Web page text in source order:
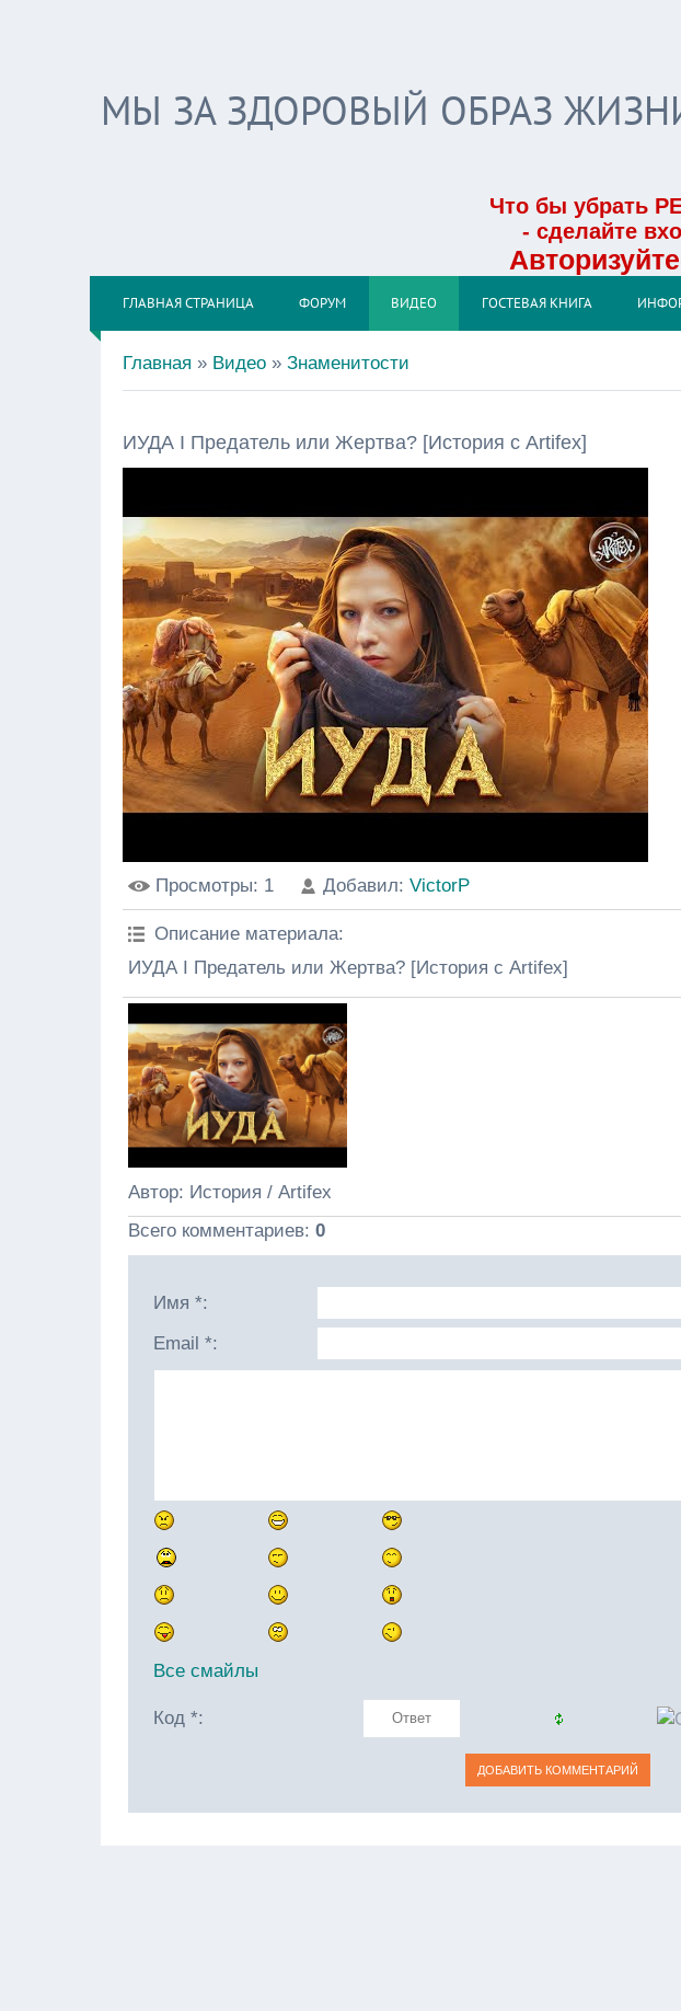
МЫ ЗА ЗДОРОВЫЙ ОБРАЗ
Что бы убрать
- сделайте
ГЛАВНАЯ СТРАНИЦА ФОРУМ ВИДЕО ГОСТЕВАЯ КНИГА
Главная » Видео » Знаменитости
ИУДА I Предатель или Жертва? [История с Artifex]
Просмотры: 1 Добавил: VictorP
Описание материала:
ИУДА I Предатель или Жертва? [История с Artifex]
Автор: История / Artifex
Всего комментариев: 0
Имя *:
Email *:
Все смайлы
Код *: